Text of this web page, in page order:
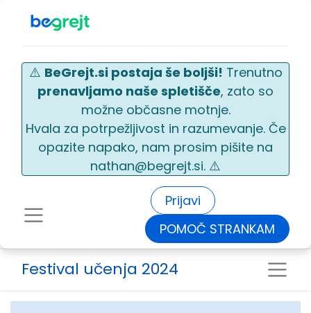
Prijavi
POMOČ STRANKAM
⚠️ BeGrejt.si postaja še boljši! Trenutno
prenavljamo naše spletišče, zato so
možne občasne motnje.
Hvala za potrpežljivost in razumevanje. Če
opazite napako, nam prosim pišite na
nathan@begrejt.si. ⚠️
Festival učenja 2024